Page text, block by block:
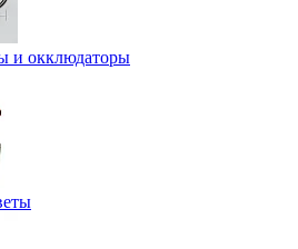
и окклюдаторы